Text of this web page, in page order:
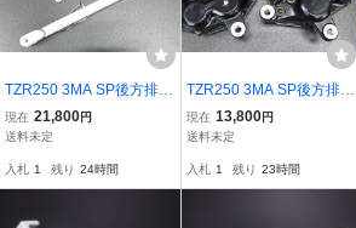
TZR250 3MA SP後方排気
純正リア ブレーキ キャリ
パーASSYマスター ホー
付き TZ250 RZ250 ２XT
現在 21,800円
送料未定
入札 1 残り 24時間
TZR250 3MA SP後方排気
純正 4POTフロント ブレ
ーキ キャリパーASSYマ
ッチ TZ250 RZ250 ２XT
現在 13,800円
送料未定
入札 1 残り 23時間